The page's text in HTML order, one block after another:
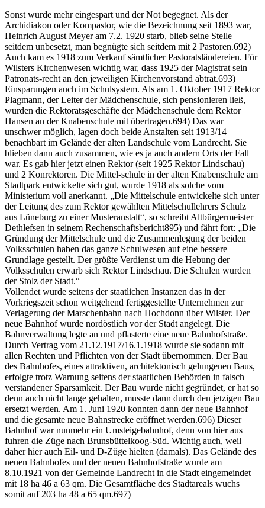
Sonst wurde mehr eingespart und der Not begegnet. Als der
Archidiakon oder Kompastor, wie die Bezeichnung seit 1893 war,
Heinrich August Meyer am 7.2. 1920 starb, blieb seine Stelle
seitdem unbesetzt, man begnügte sich seitdem mit 2 Pastoren.692)
Auch kam es 1918 zum Verkauf sämtlicher Pastoratsländereien. Für
Wilsters Kirchenwesen wichtig war, dass 1925 der Magistrat sein
Patronats-recht an den jeweiligen Kirchenvorstand abtrat.693)
Einsparungen auch im Schulsystem. Als am 1. Oktober 1917 Rektor
Plagmann, der Leiter der Mädchenschule, sich pensionieren ließ,
wurden die Rektoratsgeschäfte der Mädchenschule dem Rektor
Hansen an der Knabenschule mit übertragen.694) Das war
unschwer möglich, lagen doch beide Anstalten seit 1913/14
benachbart im Gelände der alten Landschule vom Landrecht. Sie
blieben dann auch zusammen, wie es ja auch andern Orts der Fall
war. Es gab hier jetzt einen Rektor (seit 1925 Rektor Lindschau)
und 2 Konrektoren. Die Mittel-schule in der alten Knabenschule am
Stadtpark entwickelte sich gut, wurde 1918 als solche vom
Ministerium voll anerkannt. „Die Mittelschule entwickelte sich unter
der Leitung des zum Rektor gewählten Mittelschullehrers Schulz
aus Lüneburg zu einer Musteranstalt“, so schreibt Altbürgermeister
Dethlefsen in seinem Rechenschaftsbericht895) und fährt fort: „Die
Gründung der Mittelschule und die Zusammenlegung der beiden
Volksschulen haben das ganze Schulwesen auf eine bessere
Grundlage gestellt. Der größte Verdienst um die Hebung der
Volksschulen erwarb sich Rektor Lindschau. Die Schulen wurden
der Stolz der Stadt.“
Vollendet wurde seitens der staatlichen Instanzen das in der
Vorkriegszeit schon weitgehend fertiggestellte Unternehmen zur
Verlagerung der Marschenbahn nach Hochdonn über Wilster. Der
neue Bahnhof wurde nordöstlich vor der Stadt angelegt. Die
Bahnverwaltung legte an und pflasterte eine neue Bahnhofstraße.
Durch Vertrag vom 21.12.1917/16.1.1918 wurde sie sodann mit
allen Rechten und Pflichten von der Stadt übernommen. Der Bau
des Bahnhofes, eines attraktiven, architektonisch gelungenen Baus,
erfolgte trotz Warnung seitens der staatlichen Behörden in falsch
verstandener Sparsamkeit. Der Bau wurde nicht gegründet, er hat so
denn auch nicht lange gehalten, musste dann durch den jetzigen Bau
ersetzt werden. Am 1. Juni 1920 konnten dann der neue Bahnhof
und die gesamte neue Bahnstrecke eröffnet werden.696) Dieser
Bahnhof war nunmehr ein Umsteigebahnhof, denn von hier aus
fuhren die Züge nach Brunsbüttelkoog-Süd. Wichtig auch, weil
daher hier auch Eil- und D-Züge hielten (damals). Das Gelände des
neuen Bahnhofes und der neuen Bahnhofstraße wurde am
8.10.1921 von der Gemeinde Landrecht in die Stadt eingemeindet
mit 18 ha 46 a 63 qm. Die Gesamtfläche des Stadtareals wuchs
somit auf 203 ha 48 a 65 qm.697)